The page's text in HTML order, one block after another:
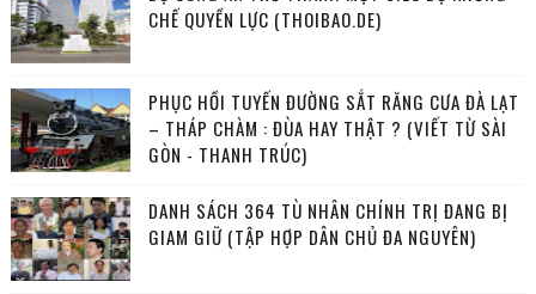
CHẾ QUYỀN LỰC (THOIBAO.DE)
PHỤC HỒI TUYẾN ĐƯỜNG SẮT RĂNG CƯA ĐÀ LẠT
– THÁP CHÀM : ĐÙA HAY THẬT ? (VIẾT TỪ SÀI
GÒN - THANH TRÚC)
DANH SÁCH 364 TÙ NHÂN CHÍNH TRỊ ĐANG BỊ
GIAM GIỮ (TẬP HỢP DÂN CHỦ ĐA NGUYÊN)